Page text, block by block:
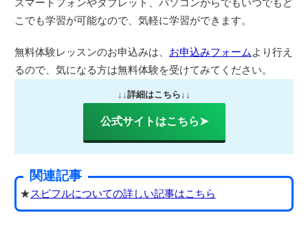
スマートフォンやタブレット、パソコンからでもいつでもど
こでも学習が可能なので、気軽に学習ができます。
無料体験レッスンのお申込みは、 お申込みフォーム より行え
るので、気になる方は無料体験を受けてみてください。
↓↓詳細はこちら↓↓
公式サイトはこちら➤
関連記事
★スピフルについての詳しい記事はこちら